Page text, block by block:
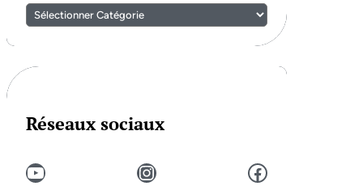
Réseaux sociaux
YouTube Instagram Facebook